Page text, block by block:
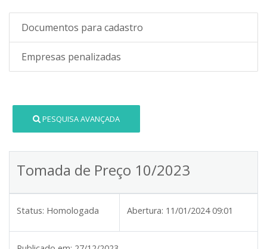
Documentos para cadastro
Empresas penalizadas
PESQUISA AVANÇADA
Tomada de Preço 10/2023
Status: Homologada Abertura: 11/01/2024 09:01